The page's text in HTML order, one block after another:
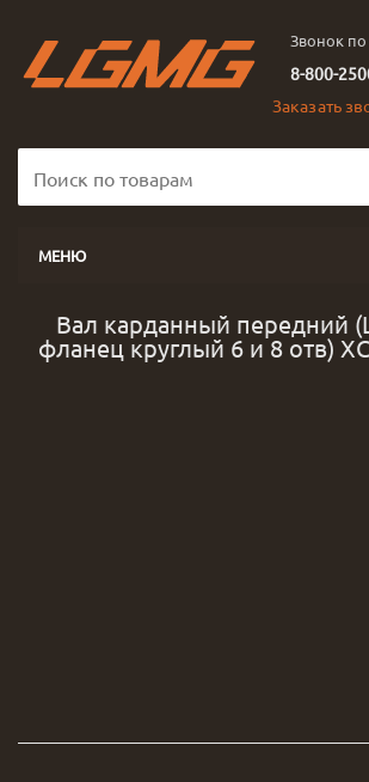
Звонок
8-800-
Заказать
МЕНЮ
Вал карданный передний
фланец круглый 6 и 8 отв)